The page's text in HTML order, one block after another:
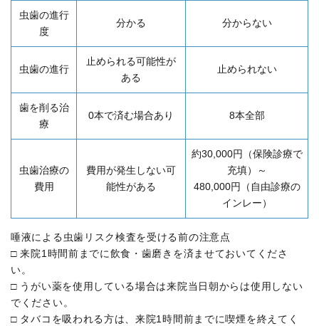
虫歯の進行
度
分かる 分からない
虫歯の進行
止められる可能性が
ある
止められない
歯を削る治
療
0本で済む場合あり 8本全部
虫歯治療の
費用
費用が発生しない可
能性がある
約30,000円（保険診療で
充填）～
480,000円（自由診療の
インレー）
唾液による虫歯リスク検査を受ける前の注意点
□ 来院1時間前までに飲食・歯磨きを済ませておいてくださ
い。
□ うがい薬を使用している場合は来院当日朝からは使用しない
でください。
□ タバコを吸われる方は、来院1時間前までに喫煙を終えてく